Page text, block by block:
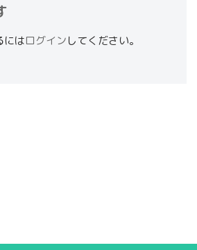
にはログインしてください。